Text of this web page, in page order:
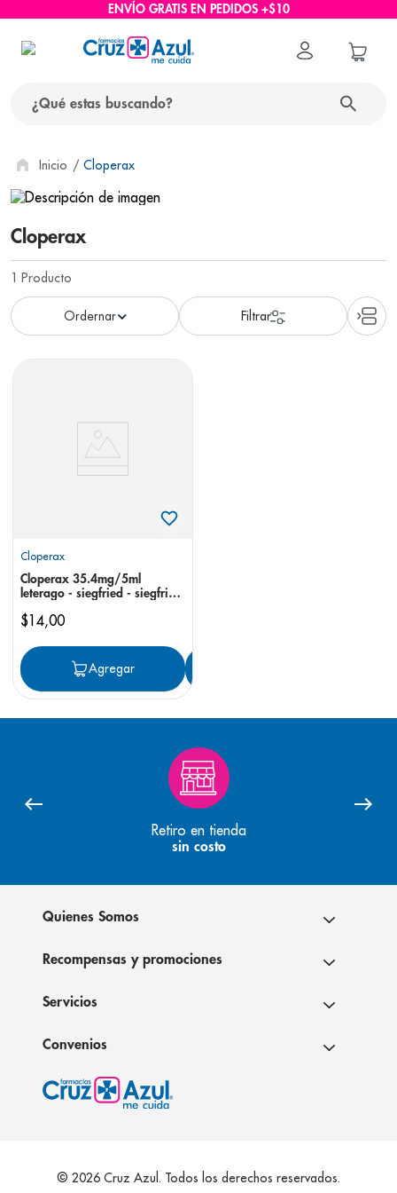
ENVÍO GRATIS EN PEDIDOS +$10
Cloperax
Cloperax
1 Producto
Cloperax
Cloperax 35.4mg/5ml
leterago - siegfried - siegfried
$14,00
Agregar
Retiro en tienda
sin costo
Quienes Somos
Recompensas y promociones
Servicios
Convenios
© 2026 Cruz Azul. Todos los derechos reservados.
términos más buscados
1. protector solar
2. pañales
3. eucerin
4. cerave
nivea
6. bioderma
panolini
prueba embarazo